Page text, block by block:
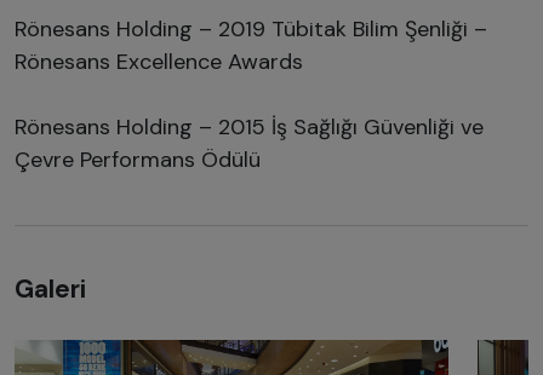
Rönesans Holding – 2019 Tübitak Bilim Şenliği –
Rönesans Excellence Awards
Rönesans Holding – 2015 İş Sağlığı Güvenliği ve
Çevre Performans Ödülü
Galeri